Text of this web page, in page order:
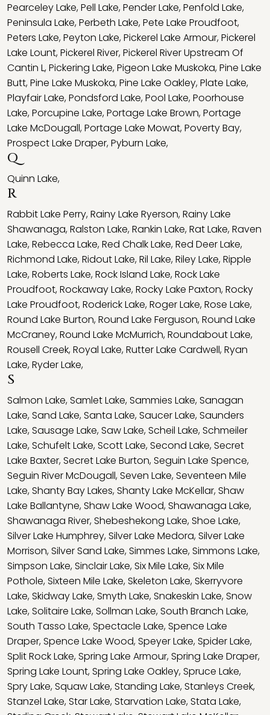
Pearceley Lake,Pell Lake,Pender Lake,Penfold Lake,
Peninsula Lake,Perbeth Lake,Pete Lake Proudfoot,
Peters Lake,Peyton Lake,Pickerel Lake Armour,Pickerel
Lake Lount,Pickerel River,Pickerel River Upstream Of
Cantin L,Pickering Lake,Pigeon Lake Muskoka,Pine Lake
Butt,Pine Lake Muskoka,Pine Lake Oakley,Plate Lake,
Playfair Lake,Pondsford Lake,Pool Lake,Poorhouse
Lake,Porcupine Lake,Portage Lake Brown,Portage
Lake McDougall,Portage Lake Mowat,Poverty Bay,
Prospect Lake Draper,Pyburn Lake,
Q
Quinn Lake,
R
Rabbit Lake Perry,Rainy Lake Ryerson,Rainy Lake
Shawanaga,Ralston Lake,Rankin Lake,Rat Lake,Raven
Lake,Rebecca Lake,Red Chalk Lake,Red Deer Lake,
Richmond Lake,Ridout Lake,Ril Lake,Riley Lake,Ripple
Lake,Roberts Lake,Rock Island Lake,Rock Lake
Proudfoot,Rockaway Lake,Rocky Lake Paxton,Rocky
Lake Proudfoot,Roderick Lake,Roger Lake,Rose Lake,
Round Lake Burton,Round Lake Ferguson,Round Lake
McCraney,Round Lake McMurrich,Roundabout Lake,
Rousell Creek,Royal Lake,Rutter Lake Cardwell,Ryan
Lake,Ryder Lake,
S
Salmon Lake,Samlet Lake,Sammies Lake,Sanagan
Lake,Sand Lake,Santa Lake,Saucer Lake,Saunders
Lake,Sausage Lake,Saw Lake,Scheil Lake,Schmeiler
Lake,Schufelt Lake,Scott Lake,Second Lake,Secret
Lake Baxter,Secret Lake Burton,Seguin Lake Spence,
Seguin River McDougall,Seven Lake,Seventeen Mile
Lake,Shanty Bay Lakes,Shanty Lake McKellar,Shaw
Lake Ballantyne,Shaw Lake Wood,Shawanaga Lake,
Shawanaga River,Shebeshekong Lake,Shoe Lake,
Silver Lake Humphrey,Silver Lake Medora,Silver Lake
Morrison,Silver Sand Lake,Simmes Lake,Simmons Lake,
Simpson Lake,Sinclair Lake,Six Mile Lake,Six Mile
Pothole,Sixteen Mile Lake,Skeleton Lake,Skerryvore
Lake,Skidway Lake,Smyth Lake,Snakeskin Lake,Snow
Lake,Solitaire Lake,Sollman Lake,South Branch Lake,
South Tasso Lake,Spectacle Lake,Spence Lake
Draper,Spence Lake Wood,Speyer Lake,Spider Lake,
Split Rock Lake,Spring Lake Armour,Spring Lake Draper,
Spring Lake Lount,Spring Lake Oakley,Spruce Lake,
Spry Lake,Squaw Lake,Standing Lake,Stanleys Creek,
Stanzel Lake,Star Lake,Starvation Lake,Stata Lake,